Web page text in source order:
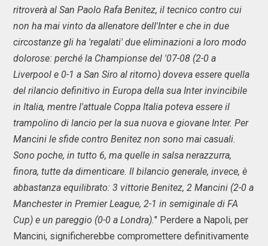
ritroverà al San Paolo Rafa Benitez, il tecnico contro cui
non ha mai vinto da allenatore dell'Inter e che in due
circostanze gli ha 'regalati' due eliminazioni a loro modo
dolorose: perché la Championse del '07-08 (2-0 a
Liverpool e 0-1 a San Siro al ritorno) doveva essere quella
del rilancio definitivo in Europa della sua Inter invincibile
in Italia, mentre l'attuale Coppa Italia poteva essere il
trampolino di lancio per la sua nuova e giovane Inter. Per
Mancini le sfide contro Benitez non sono mai casuali.
Sono poche, in tutto 6, ma quelle in salsa nerazzurra,
finora, tutte da dimenticare. Il bilancio generale, invece, è
abbastanza equilibrato: 3 vittorie Benitez, 2 Mancini (2-0 a
Manchester in Premier League, 2-1 in semiginale di FA
Cup) e un pareggio (0-0 a Londra)." Perdere a Napoli, per
Mancini, significherebbe compromettere definitivamente